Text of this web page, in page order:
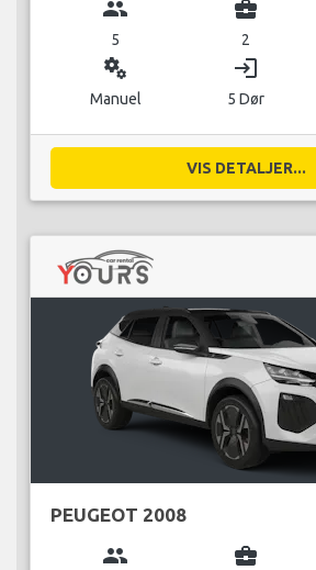
group
5
business_center
2
miscellaneous_services
Manuel
login
5 Dør
VIS DETALJER...
PEUGEOT 2008
group business_center